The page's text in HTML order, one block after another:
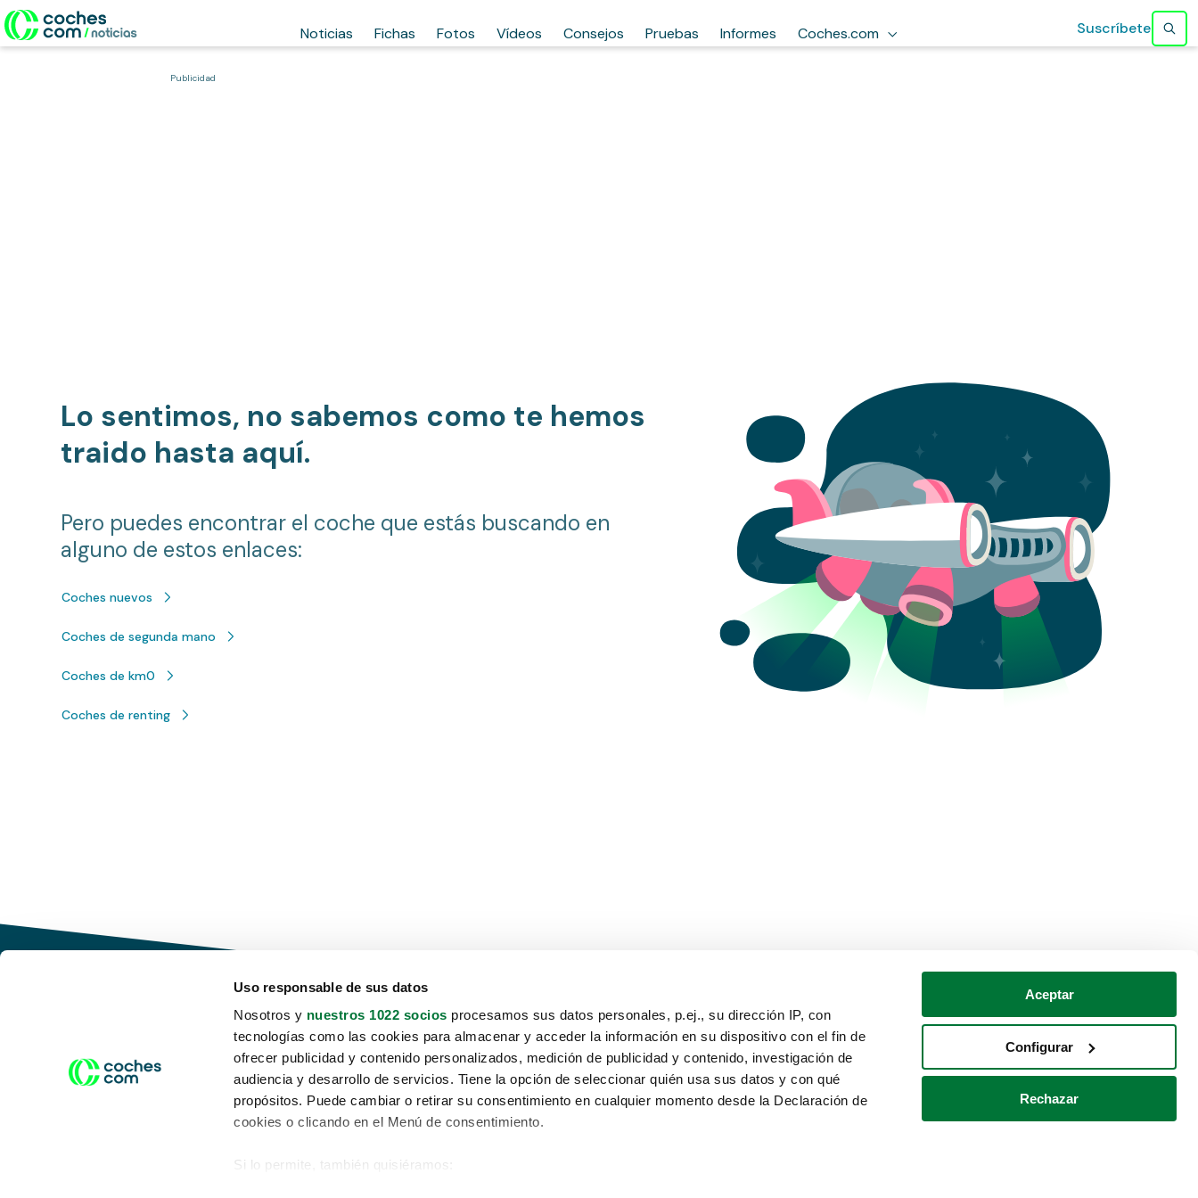
Uso responsable de sus datos
Nosotros y nuestros 1022 socios procesamos sus datos personales, p.ej., su dirección IP, con
tecnologías como las cookies para almacenar y acceder la información en su dispositivo con el fin de
ofrecer publicidad y contenido personalizados, medición de publicidad y contenido, investigación de
audiencia y desarrollo de servicios. Tiene la opción de seleccionar quién usa sus datos y con qué
propósitos. Puede cambiar o retirar su consentimiento en cualquier momento desde la Declaración de
cookies o clicando en el Menú de consentimiento.
Si lo permite, también quisiéramos:
Aceptar
Configurar
Rechazar
Noticias Fichas Fotos Vídeos Consejos Pruebas Informes Coches.com Suscríbete
Publicidad
Lo sentimos, no sabemos como te hemos
traido hasta aquí.
Pero puedes encontrar el coche que estás buscando en
alguno de estos enlaces:
Coches nuevos
Coches de segunda mano
Coches de km0
Coches de renting
Conduce tu futuro,
desata tu movilidad